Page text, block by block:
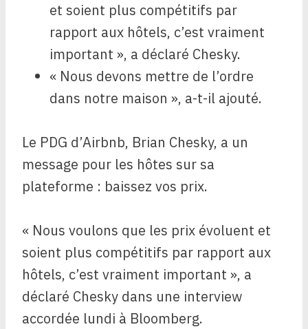
et soient plus compétitifs par
rapport aux hôtels, c’est vraiment
important », a déclaré Chesky.
« Nous devons mettre de l’ordre
dans notre maison », a-t-il ajouté.
Le PDG d’Airbnb, Brian Chesky, a un
message pour les hôtes sur sa
plateforme : baissez vos prix.
« Nous voulons que les prix évoluent et
soient plus compétitifs par rapport aux
hôtels, c’est vraiment important », a
déclaré Chesky dans une interview
accordée lundi à Bloomberg.